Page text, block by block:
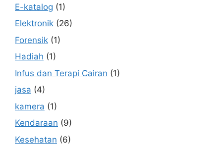
E-katalog (1)
Elektronik (26)
Forensik (1)
Hadiah (1)
Infus dan Terapi Cairan (1)
jasa (4)
kamera (1)
Kendaraan (9)
Kesehatan (6)